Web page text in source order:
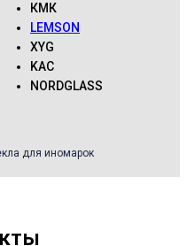
КМК
LEMSON
XYG
KAC
NORDGLASS
для иномарок